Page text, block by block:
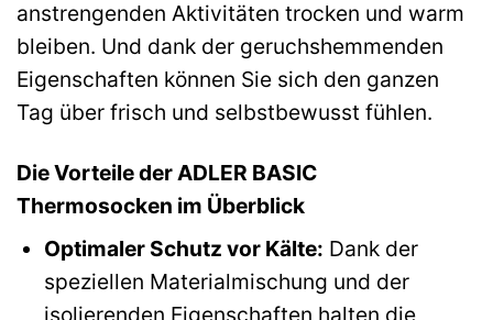
anstrengenden Aktivitäten trocken und warm
bleiben. Und dank der geruchshemmenden
Eigenschaften können Sie sich den ganzen
Tag über frisch und selbstbewusst fühlen.
Die Vorteile der ADLER BASIC
Thermosocken im Überblick
Optimaler Schutz vor Kälte: Dank der
speziellen Materialmischung und der